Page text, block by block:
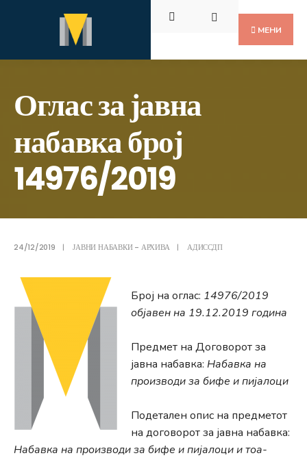
содржината
МЕНИ
Оглас за јавна
набавка број
14976/2019
24/12/2019 | ЈАВНИ НАБАВКИ - АРХИВА | АДИССДП
Број на оглас: 14976/2019
објавен на 19.12.2019 година
Предмет на Договорот за
јавна набавка: Набавка на
производи за бифе и пијалоци
Подетален опис на предметот
на договорот за јавна набавка:
Набавка на производи за бифе и пијалоци и тоа-